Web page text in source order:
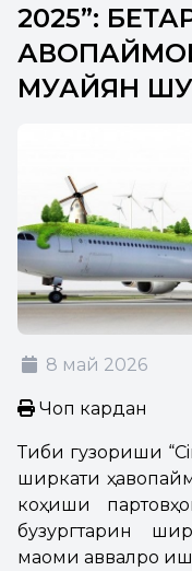
2025”:
МУАЙЯН
8 май 2026
Чоп кардан
Тибқи гузориши
ширкати
коҳиши
бузургтарин
мақоми аввалро